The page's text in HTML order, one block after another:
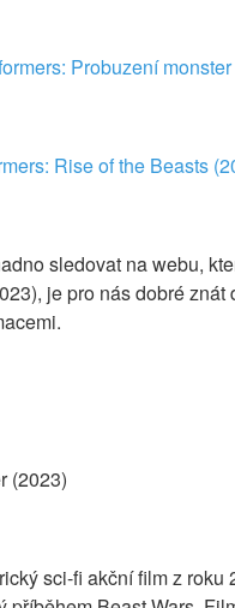
Probuzení
Rise of the Beasts
sledovat na webu,
je pro nás dobré
(2023)
sci-fi akční film z